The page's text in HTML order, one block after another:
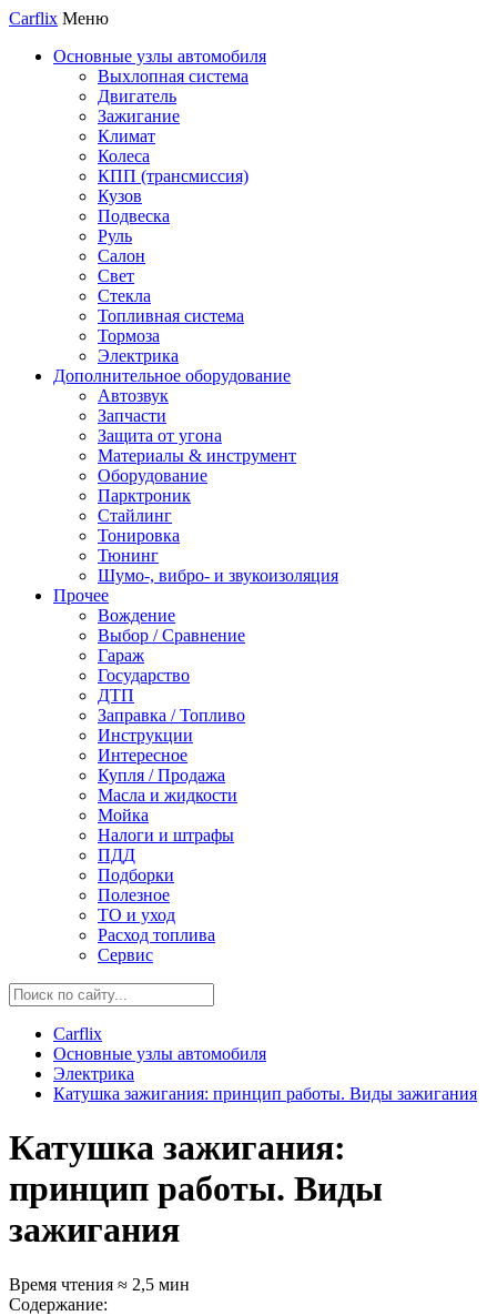
Carflix Меню
Основные узлы автомобиля
Выхлопная система
Двигатель
Зажигание
Климат
Колеса
КПП (трансмиссия)
Кузов
Подвеска
Руль
Салон
Свет
Стекла
Топливная система
Тормоза
Электрика
Дополнительное оборудование
Автозвук
Запчасти
Защита от угона
Материалы & инструмент
Оборудование
Парктроник
Стайлинг
Тонировка
Тюнинг
Шумо-, вибро- и звукоизоляция
Прочее
Вождение
Выбор / Сравнение
Гараж
Государство
ДТП
Заправка / Топливо
Инструкции
Интересное
Купля / Продажа
Масла и жидкости
Мойка
Налоги и штрафы
ПДД
Подборки
Полезное
ТО и уход
Расход топлива
Сервис
Carflix
Основные узлы автомобиля
Электрика
Катушка зажигания: принцип работы. Виды зажигания
Катушка зажигания:
принцип работы. Виды
зажигания
Время чтения ≈ 2,5 мин
Содержание: